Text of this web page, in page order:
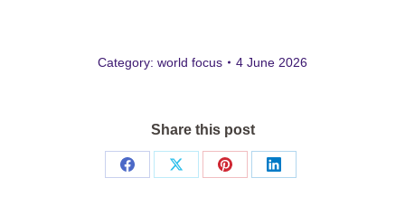
Category: world focus 4 June 2026
Share this post
Share
Share
Share
Share